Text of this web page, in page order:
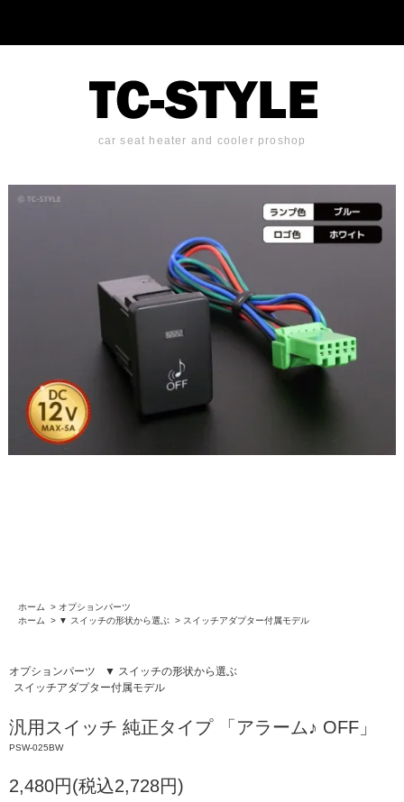
car seat heater and cooler proshop
ホーム > オプションパーツ
ホーム
> ▼ スイッチの形状から選ぶ > スイッチアダプター付属モデル
オプションパーツ
▼ スイッチの形状から選ぶ
スイッチアダプター付属モデル
汎用スイッチ 純正タイプ 「アラーム♪ OFF」
PSW-025BW
2,480円(税込2,728円)